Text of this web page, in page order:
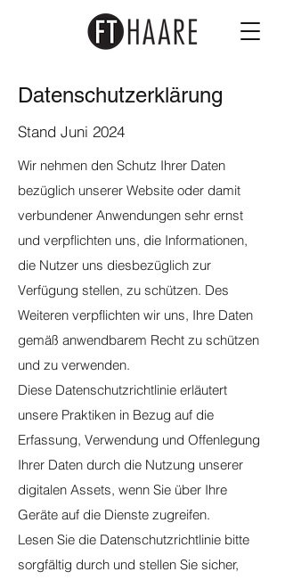
Datenschutzerklärung
Stand Juni 2024
Wir nehmen den Schutz Ihrer Daten
bezüglich unserer Website oder damit
verbundener Anwendungen sehr ernst
und verpflichten uns, die Informationen,
die Nutzer uns diesbezüglich zur
Verfügung stellen, zu schützen. Des
Weiteren verpflichten wir uns, Ihre Daten
gemäß anwendbarem Recht zu schützen
und zu verwenden.
Diese Datenschutzrichtlinie erläutert
unsere Praktiken in Bezug auf die
Erfassung, Verwendung und Offenlegung
Ihrer Daten durch die Nutzung unserer
digitalen Assets, wenn Sie über Ihre
Geräte auf die Dienste zugreifen.
Lesen Sie die Datenschutzrichtlinie bitte
sorgfältig durch und stellen Sie sicher,